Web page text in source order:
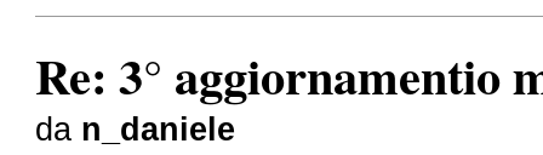
Re: 3° aggiornamentio
da n_daniele